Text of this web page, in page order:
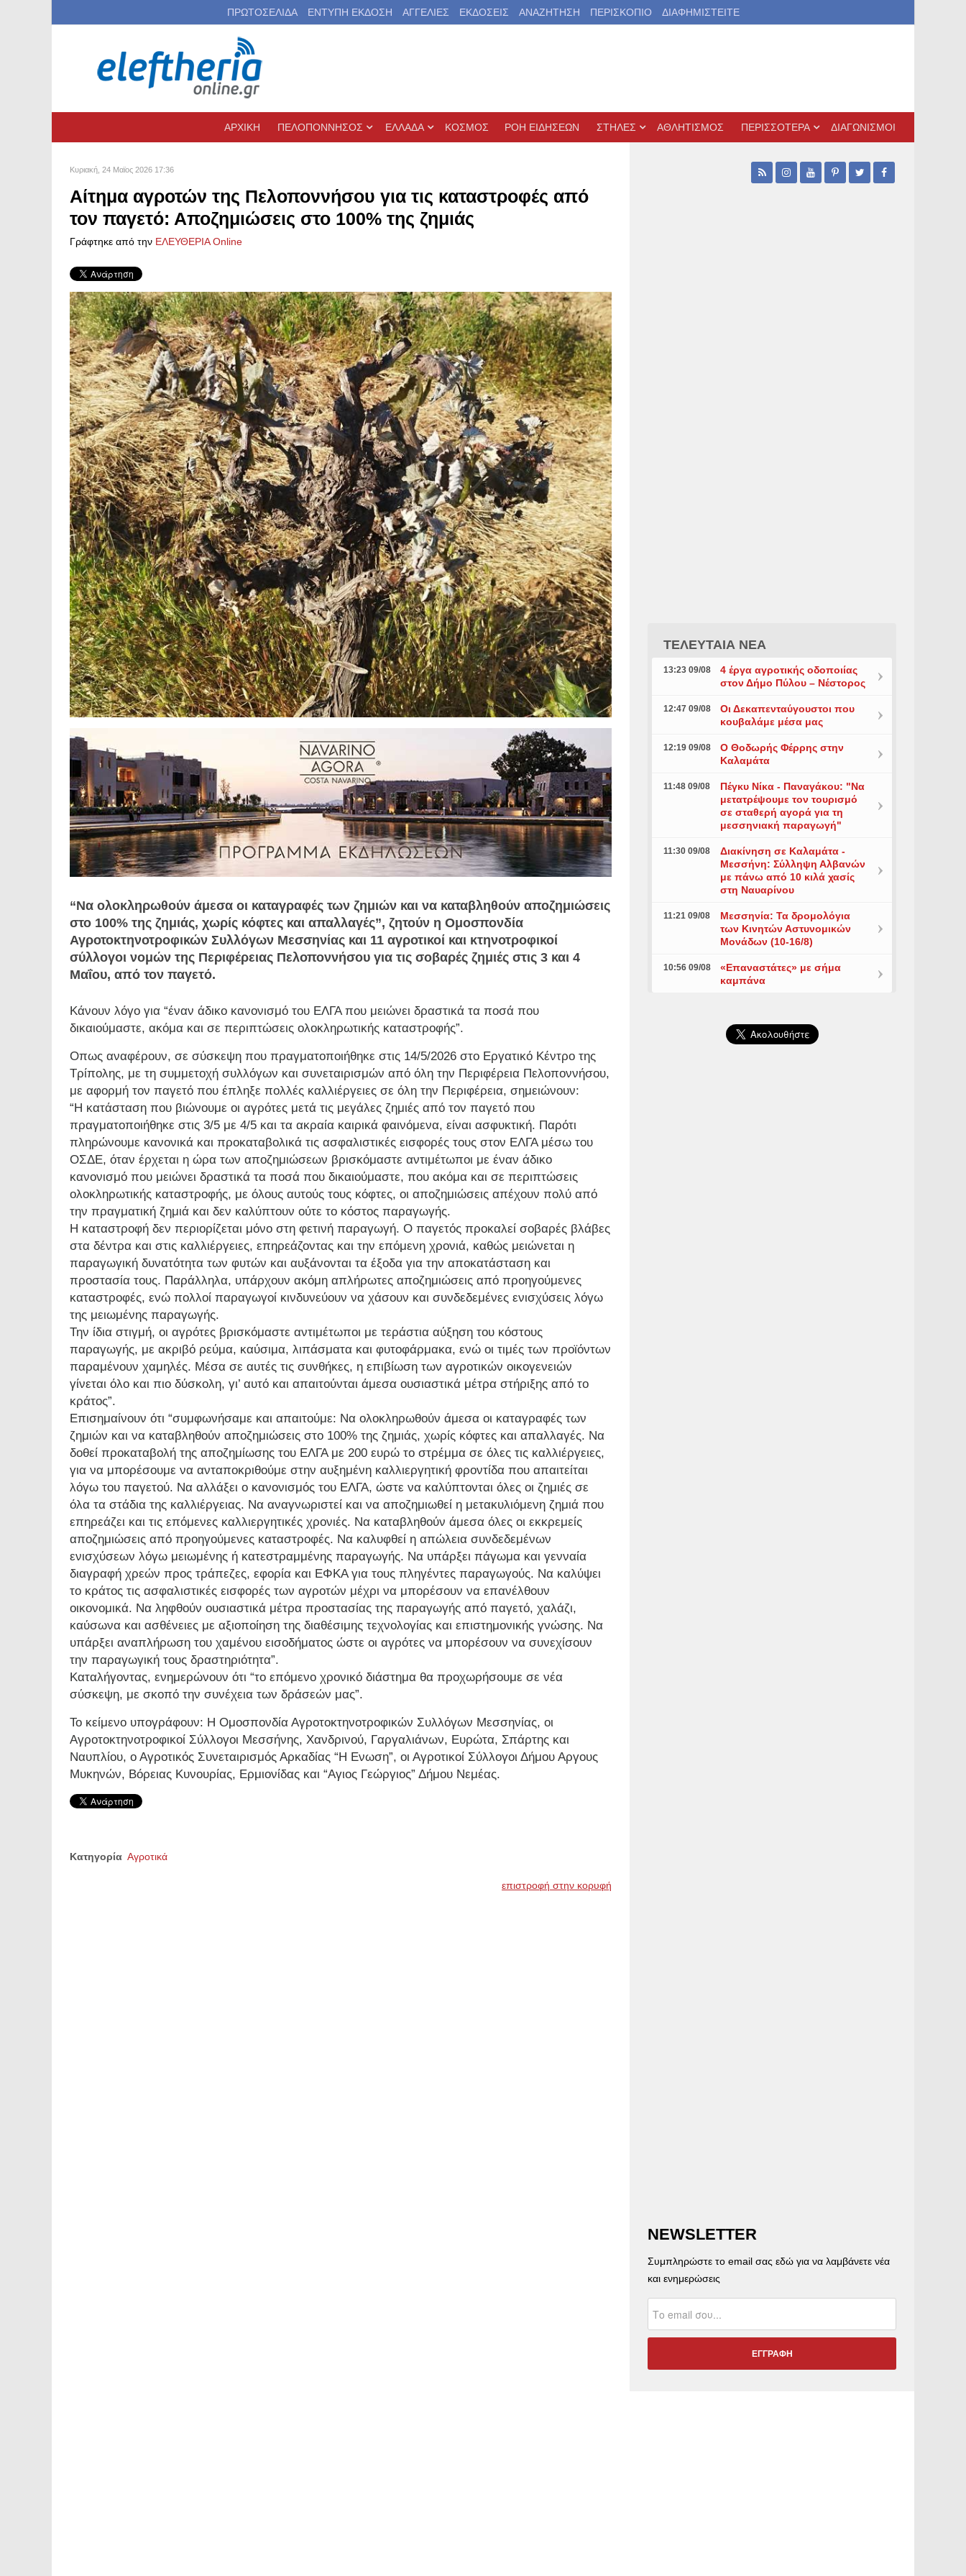
ΠΡΩΤΟΣΕΛΙΔΑ ΕΝΤΥΠΗ ΕΚΔΟΣΗ ΑΓΓΕΛΙΕΣ ΕΚΔΟΣΕΙΣ ΑΝΑΖΗΤΗΣΗ ΠΕΡΙΣΚΟΠΙΟ ΔΙΑΦΗΜΙΣΤΕΙΤΕ
ΑΡΧΙΚΗ ΠΕΛΟΠΟΝΝΗΣΟΣ ΕΛΛΑΔΑ ΚΟΣΜΟΣ ΡΟΗ ΕΙΔΗΣΕΩΝ ΣΤΗΛΕΣ ΑΘΛΗΤΙΣΜΟΣ ΠΕΡΙΣΣΟΤΕΡΑ ΔΙΑΓΩΝΙΣΜΟΙ
Κυριακή, 24 Μαϊος 2026 17:36
Αίτημα αγροτών της Πελοποννήσου για τις καταστροφές από
τον παγετό: Αποζημιώσεις στο 100% της ζημιάς
Γράφτηκε από την ΕΛΕΥΘΕΡΙΑ Online
“Να ολοκληρωθούν άμεσα οι καταγραφές των ζημιών και να καταβληθούν αποζημιώσεις
στο 100% της ζημιάς, χωρίς κόφτες και απαλλαγές”, ζητούν η Ομοσπονδία
Αγροτοκτηνοτροφικών Συλλόγων Μεσσηνίας και 11 αγροτικοί και κτηνοτροφικοί
σύλλογοι νομών της Περιφέρειας Πελοποννήσου για τις σοβαρές ζημιές στις 3 και 4
Μαΐου, από τον παγετό.
Κάνουν λόγο για “έναν άδικο κανονισμό του ΕΛΓΑ που μειώνει δραστικά τα ποσά που
δικαιούμαστε, ακόμα και σε περιπτώσεις ολοκληρωτικής καταστροφής”.
Οπως αναφέρουν, σε σύσκεψη που πραγματοποιήθηκε στις 14/5/2026 στο Εργατικό Κέντρο της
Τρίπολης, με τη συμμετοχή συλλόγων και συνεταιρισμών από όλη την Περιφέρεια Πελοποννήσου,
με αφορμή τον παγετό που έπληξε πολλές καλλιέργειες σε όλη την Περιφέρεια, σημειώνουν:
“Η κατάσταση που βιώνουμε οι αγρότες μετά τις μεγάλες ζημιές από τον παγετό που
πραγματοποιήθηκε στις 3/5 με 4/5 και τα ακραία καιρικά φαινόμενα, είναι ασφυκτική. Παρότι
πληρώνουμε κανονικά και προκαταβολικά τις ασφαλιστικές εισφορές τους στον ΕΛΓΑ μέσω του
ΟΣΔΕ, όταν έρχεται η ώρα των αποζημιώσεων βρισκόμαστε αντιμέτωποι με έναν άδικο
κανονισμό που μειώνει δραστικά τα ποσά που δικαιούμαστε, που ακόμα και σε περιπτώσεις
ολοκληρωτικής καταστροφής, με όλους αυτούς τους κόφτες, οι αποζημιώσεις απέχουν πολύ από
την πραγματική ζημιά και δεν καλύπτουν ούτε το κόστος παραγωγής.
Η καταστροφή δεν περιορίζεται μόνο στη φετινή παραγωγή. Ο παγετός προκαλεί σοβαρές βλάβες
στα δέντρα και στις καλλιέργειες, επηρεάζοντας και την επόμενη χρονιά, καθώς μειώνεται η
παραγωγική δυνατότητα των φυτών και αυξάνονται τα έξοδα για την αποκατάσταση και
προστασία τους. Παράλληλα, υπάρχουν ακόμη απλήρωτες αποζημιώσεις από προηγούμενες
καταστροφές, ενώ πολλοί παραγωγοί κινδυνεύουν να χάσουν και συνδεδεμένες ενισχύσεις λόγω
της μειωμένης παραγωγής.
Την ίδια στιγμή, οι αγρότες βρισκόμαστε αντιμέτωποι με τεράστια αύξηση του κόστους
παραγωγής, με ακριβό ρεύμα, καύσιμα, λιπάσματα και φυτοφάρμακα, ενώ οι τιμές των προϊόντων
παραμένουν χαμηλές. Μέσα σε αυτές τις συνθήκες, η επιβίωση των αγροτικών οικογενειών
γίνεται όλο και πιο δύσκολη, γι’ αυτό και απαιτούνται άμεσα ουσιαστικά μέτρα στήριξης από το
κράτος”.
Επισημαίνουν ότι “συμφωνήσαμε και απαιτούμε: Να ολοκληρωθούν άμεσα οι καταγραφές των
ζημιών και να καταβληθούν αποζημιώσεις στο 100% της ζημιάς, χωρίς κόφτες και απαλλαγές. Να
δοθεί προκαταβολή της αποζημίωσης του ΕΛΓΑ με 200 ευρώ το στρέμμα σε όλες τις καλλιέργειες,
για να μπορέσουμε να ανταποκριθούμε στην αυξημένη καλλιεργητική φροντίδα που απαιτείται
λόγω του παγετού. Να αλλάξει ο κανονισμός του ΕΛΓΑ, ώστε να καλύπτονται όλες οι ζημιές σε
όλα τα στάδια της καλλιέργειας. Να αναγνωριστεί και να αποζημιωθεί η μετακυλιόμενη ζημιά που
επηρεάζει και τις επόμενες καλλιεργητικές χρονιές. Να καταβληθούν άμεσα όλες οι εκκρεμείς
αποζημιώσεις από προηγούμενες καταστροφές. Να καλυφθεί η απώλεια συνδεδεμένων
ενισχύσεων λόγω μειωμένης ή κατεστραμμένης παραγωγής. Να υπάρξει πάγωμα και γενναία
διαγραφή χρεών προς τράπεζες, εφορία και ΕΦΚΑ για τους πληγέντες παραγωγούς. Να καλύψει
το κράτος τις ασφαλιστικές εισφορές των αγροτών μέχρι να μπορέσουν να επανέλθουν
οικονομικά. Να ληφθούν ουσιαστικά μέτρα προστασίας της παραγωγής από παγετό, χαλάζι,
καύσωνα και ασθένειες με αξιοποίηση της διαθέσιμης τεχνολογίας και επιστημονικής γνώσης. Να
υπάρξει αναπλήρωση του χαμένου εισοδήματος ώστε οι αγρότες να μπορέσουν να συνεχίσουν
την παραγωγική τους δραστηριότητα”.
Καταλήγοντας, ενημερώνουν ότι “το επόμενο χρονικό διάστημα θα προχωρήσουμε σε νέα
σύσκεψη, με σκοπό την συνέχεια των δράσεών μας”.
Το κείμενο υπογράφουν: Η Ομοσπονδία Αγροτοκτηνοτροφικών Συλλόγων Μεσσηνίας, οι
Αγροτοκτηνοτροφικοί Σύλλογοι Μεσσήνης, Χανδρινού, Γαργαλιάνων, Ευρώτα, Σπάρτης και
Ναυπλίου, ο Αγροτικός Συνεταιρισμός Αρκαδίας “Η Ενωση”, οι Αγροτικοί Σύλλογοι Δήμου Αργους
Μυκηνών, Βόρειας Κυνουρίας, Ερμιονίδας και “Αγιος Γεώργιος” Δήμου Νεμέας.
Κατηγορία Αγροτικά
επιστροφή στην κορυφή
ΤΕΛΕΥΤΑΙΑ ΝΕΑ
13:23 09/08
4 έργα αγροτικής οδοποιίας
στον Δήμο Πύλου – Νέστορος
12:47 09/08
Οι Δεκαπενταύγουστοι που
κουβαλάμε μέσα μας
12:19 09/08
Ο Θοδωρής Φέρρης στην
Καλαμάτα
11:48 09/08
Πέγκυ Νίκα - Παναγάκου: "Να
μετατρέψουμε τον τουρισμό
σε σταθερή αγορά για τη
μεσσηνιακή παραγωγή"
11:30 09/08
Διακίνηση σε Καλαμάτα -
Μεσσήνη: Σύλληψη Αλβανών
με πάνω από 10 κιλά χασίς
στη Ναυαρίνου
11:21 09/08
Μεσσηνία: Τα δρομολόγια
των Κινητών Αστυνομικών
Μονάδων (10-16/8)
10:56 09/08
«Επαναστάτες» με σήμα
καμπάνα
NEWSLETTER
Συμπληρώστε το email σας εδώ για να λαμβάνετε νέα
και ενημερώσεις